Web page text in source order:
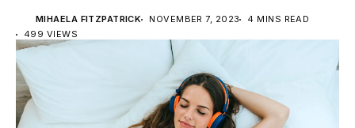
MIHAELA FITZPATRICK NOVEMBER 7, 2023
4 MINS READ
499 VIEWS